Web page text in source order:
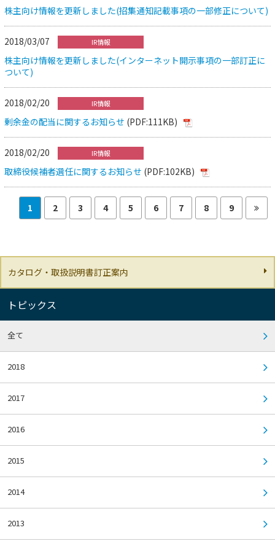
株主向け情報を更新しました(招集通知記載事項の一部修正について)
2018/03/07 IR情報
株主向け情報を更新しました(インターネット開示事項の一部訂正に
ついて)
2018/02/20 IR情報
剰余金の配当に関するお知らせ (PDF:111KB)
2018/02/20 IR情報
取締役候補者選任に関するお知らせ (PDF:102KB)
1 2 3 4 5 6 7 8 9
カタログ・取扱説明書訂正案内
トピックス
全て
2018
2017
2016
2015
2014
2013